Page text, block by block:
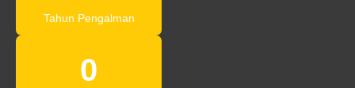
Tahun Pengalman
0